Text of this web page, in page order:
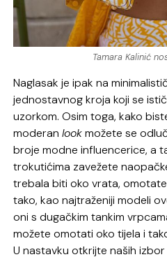
Tamara Kalinić
Naglasak je ipak na
jednostavnog kroja koji se
uzorkom. Osim toga, kako
moderanlookmožete se
broje modne influencerice, a
trokutićima zavežete
trebala biti oko vrata,
tako, kao najtraženiji modeli
oni s dugačkim tankim
možete omotati oko tijela i
U nastavku otkrijte naših izbor